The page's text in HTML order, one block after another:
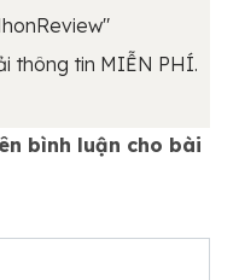
thông tin MIỄN PHÍ.
bình luận cho bài